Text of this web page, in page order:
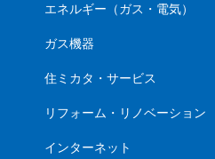
エネルギー（ガス・電気）
ガス機器
住ミカタ・サービス
リフォーム・リノベーション
インターネット